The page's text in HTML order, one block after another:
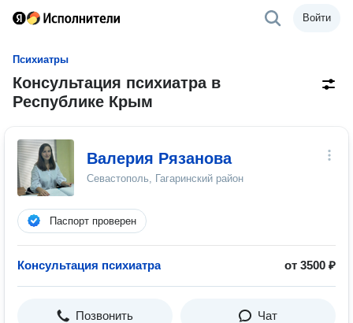
Войти
Психиатры
Консультация психиатра в
Республике Крым
Валерия Рязанова
Севастополь, Гагаринский район
Паспорт проверен
Консультация психиатра от 3500 ₽
Позвонить Чат